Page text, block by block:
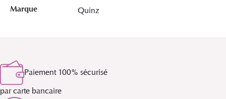
Marque Quinz
Paiement 100% sécurisé
par carte bancaire